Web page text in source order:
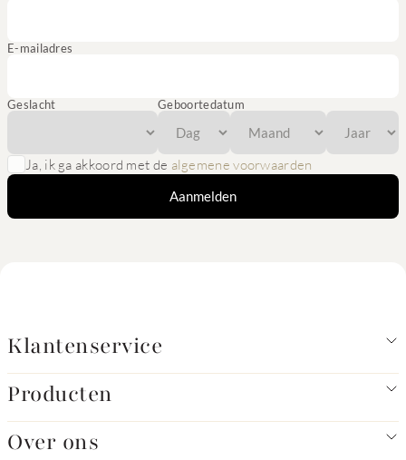
E-mailadres
Geslacht Geboortedatum
Ja, ik ga akkoord met de algemene voorwaarden
Aanmelden
Klantenservice
Producten
Over ons